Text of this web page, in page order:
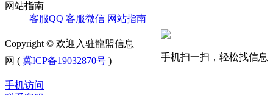
⽹站指南
客服QQ 客服微信 ⽹站指南
手机扫一扫，轻松找信息
Copyright © 欢迎入驻龍盟信息
网 ( 冀ICP备19032870号 )
手机访问